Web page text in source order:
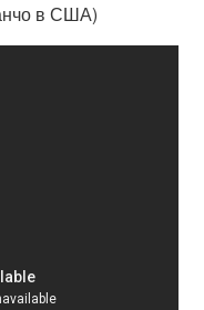
в США)